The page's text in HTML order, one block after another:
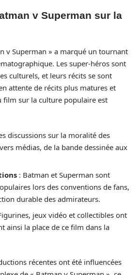
v Superman sur la
v Superman » a marqué un tournant
Les super-héros sont
culturels, et leurs récits se sont
attente de récits plus matures et
film sur la culture populaire est
discussions sur la moralité des
médias, de la bande dessinée aux
: Batman et Superman sont
lors des conventions de fans,
durable des admirateurs.
jeux vidéo et collectibles ont
ainsi la place de ce film dans la
récentes ont été influencées